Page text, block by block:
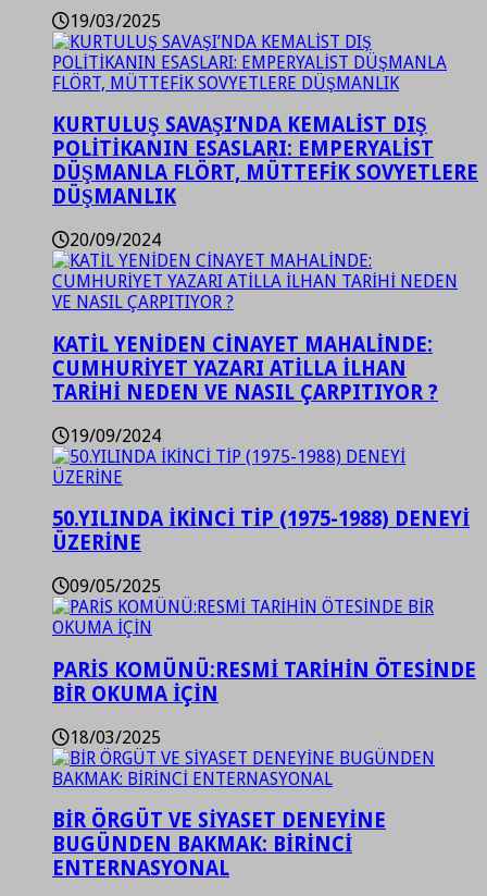
19/03/2025
KURTULUŞ SAVAŞI’NDA KEMALİST DIŞ
POLİTİKANIN ESASLARI: EMPERYALİST
DÜŞMANLA FLÖRT, MÜTTEFİK SOVYETLERE
DÜŞMANLIK
20/09/2024
KATİL YENİDEN CİNAYET MAHALİNDE:
CUMHURİYET YAZARI ATİLLA İLHAN
TARİHİ NEDEN VE NASIL ÇARPITIYOR ?
19/09/2024
50.YILINDA İKİNCİ TİP (1975-1988) DENEYİ
ÜZERİNE
09/05/2025
PARİS KOMÜNÜ:RESMİ TARİHİN ÖTESİNDE
BİR OKUMA İÇİN
18/03/2025
BİR ÖRGÜT VE SİYASET DENEYİNE
BUGÜNDEN BAKMAK: BİRİNCİ
ENTERNASYONAL